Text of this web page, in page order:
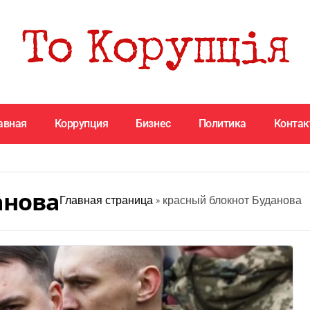
Коррупция Бизнес Политика
Главная страница» красный блокнот Буданова